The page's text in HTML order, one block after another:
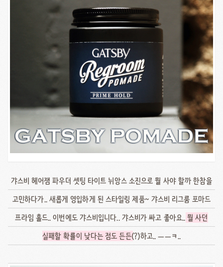
갸스비 헤어잼 파우더 셋팅 타이트 뉘앙스 소진으로 뭘 사야 할까 한참을
고민하다가.. 새롭게 영입하게 된 스타일링 제품~ 갸스비 리그룸 포마드
프라임 홀드.. 이번에도 갸스비입니다.. 갸스비가 싸고 좋아요..뭘 사던
실패할 확률이 낮다는 점도 든든(?)하고.. ㅡㅡㅋ..